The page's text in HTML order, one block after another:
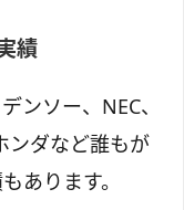
績
ンソー、NEC、
ンダなど誰もが
あります。